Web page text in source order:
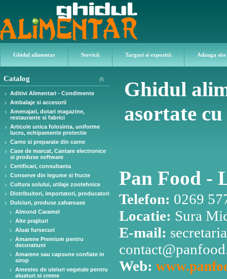
Ghidul alimentar Servicii Targuri si expozitii Adauga site
Catalog
Aditivi Alimentari - Condimente
Ambalaje si accesorii
Amenajari, dotari magazine,
restaurante si fabrici
Articole unica folosinta, uniforme
lucru, echipamente protectie
Carne si preparate din carne
Case de marcat, Cantare electronice
si produse software
Certificari, consultanta
Conserve din legume si fructe
Cultura solului, utilaje zootehnice
Distribuitori, importatori, producatori
Dulciuri, produse zaharoase
Almond Caramel
Alte prajituri
Aluat fursecuri
Amarene Premium pentru
decoratiuni
Amarene sau capsune confiate in
sirop
Amestec de uleiuri vegetale pentru
aluaturi si creme
Ghidul
asortate
Pan Food -
Telefon: 0269
Locatie: Sura
E-mail:
Web: